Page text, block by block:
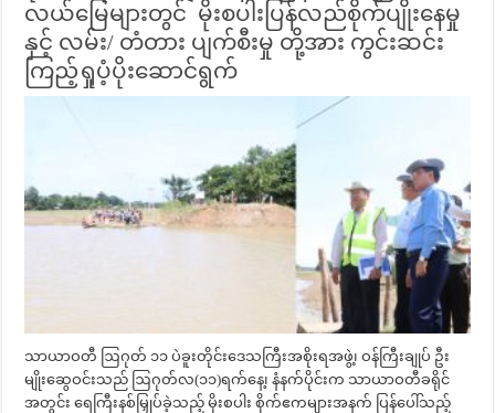
လယ်မြေများတွင် မိုးစပါးပြန်လည်စိုက်ပျိုးနေမှု
နှင့် လမ်း/ တံတား ပျက်စီးမှု တို့အား ကွင်းဆင်း
ကြည့်ရှုပံ့ပိုးဆောင်ရွက်
သာယာဝတီ ဩဂုတ် ၁၁ ပဲခူးတိုင်းဒေသကြီးအစိုးရအဖွဲ့၊ ဝန်ကြီးချုပ် ဦး
မျိုးဆွေဝင်းသည် ဩဂုတ်လ(၁၁)ရက်နေ့၊ နံနက်ပိုင်းက သာယာဝတီခရိုင်
အတွင်း ရေကြီးနစ်မြှုပ်ခဲ့သည့် မိုးစပါး စိုက်ဧကများအနက် ပြန်ပေါ်သည့်